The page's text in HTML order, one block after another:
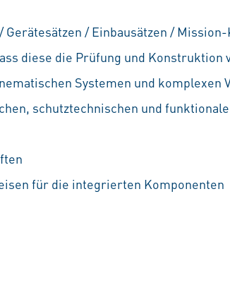
/ Einbausätzen /
diese die Prüfung und Konstruktion
Systemen und komplexen
schutztechnischen und
für die integrierten Komponenten